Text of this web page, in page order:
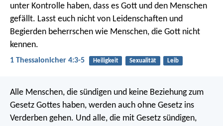
unter Kontrolle haben, dass es Gott und den Menschen
gefällt. Lasst euch nicht von Leidenschaften und
Begierden beherrschen wie Menschen, die Gott nicht
kennen.
1 Thessalonicher 4:3-5 Heiligkeit Sexualität Leib
Alle Menschen, die sündigen und keine Beziehung zum
Gesetz Gottes haben, werden auch ohne Gesetz ins
Verderben gehen. Und alle, die mit Gesetz sündigen,